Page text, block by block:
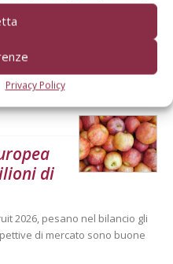
Privacy Policy
di
2026, pesano nel bilancio gli
di mercato sono buone